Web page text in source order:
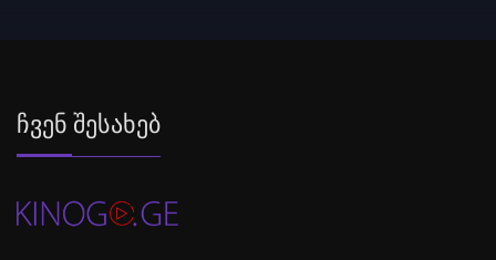
Ჩვენ Შესახებ